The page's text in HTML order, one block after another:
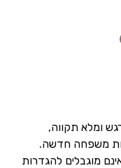
ומלא תקווה,
משפחה חדשה.
מוגבלים להגדרות